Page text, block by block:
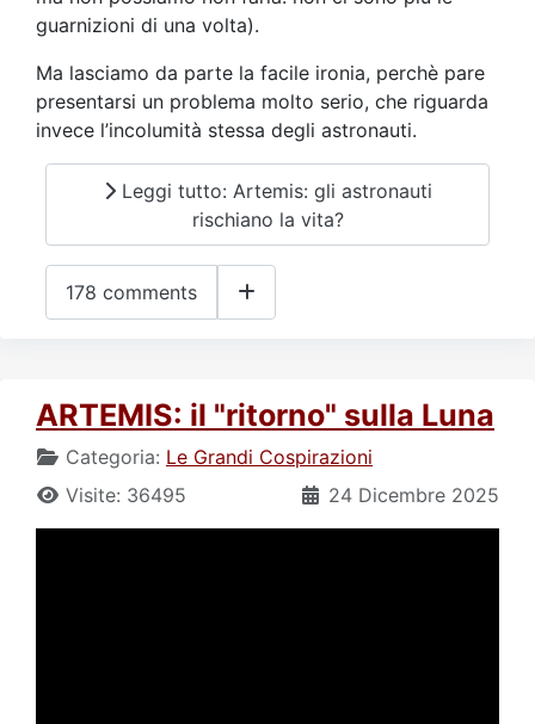
guarnizioni di una volta).
Ma lasciamo da parte la facile ironia, perchè pare
presentarsi un problema molto serio, che riguarda
invece l’incolumità stessa degli astronauti.
Leggi tutto: Artemis: gli astronauti
rischiano la vita?
178 comments
ARTEMIS: il "ritorno" sulla Luna
Categoria: Le Grandi Cospirazioni
24 Dicembre 2025
Visite: 36495